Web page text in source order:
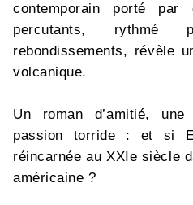
contemporain porté
percutants,
rebondissements, révèle
volcanique.
Un roman d’amitié,
passion torride : et si
réincarnée au XXIe siècle
américaine ?